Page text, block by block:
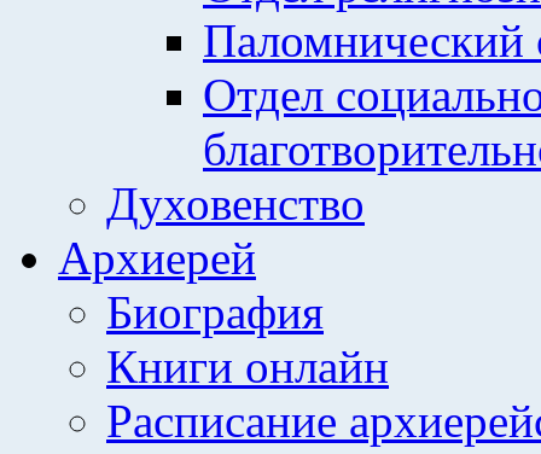
Паломнический
Отдел
Духовенство
Архиерей
Биография
Книги онлайн
Расписание